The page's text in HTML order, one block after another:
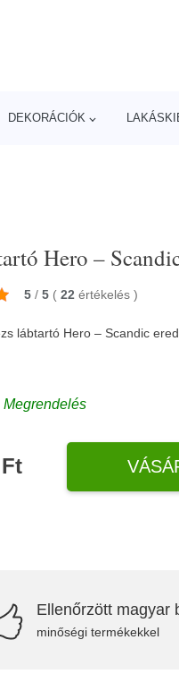
DEKORÁCIÓK
Hero –
5 / 5 ( 22 értékelés)
lábtartó Hero – Scandic
Ellenőrzött magyar
minőségi termékekkel